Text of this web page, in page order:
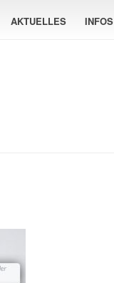
AKTUELLES INFOS